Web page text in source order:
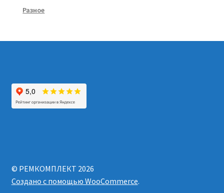
Разное
© РЕМКОМПЛЕКТ 2026
Создано с помощью WooCommerce.